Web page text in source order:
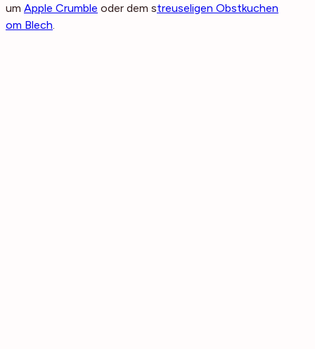
zum Apple Crumble oder dem streuseligen Obstkuchen
vom Blech